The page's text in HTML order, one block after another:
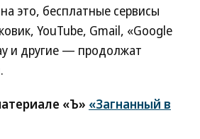
это, бесплатные сервисы
YouTube, Gmail, «Google
и другие — продолжат
«Ъ» «Загнанный в